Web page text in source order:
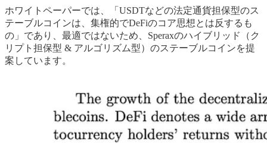
ホワイトペーパーでは、「USDTなどの法定通貨担保型のス
テーブルコインは、集権的でDeFiのコア思想とは反するも
の」であり、最適ではないため、Speraxのハイブリッド（ク
リプト担保型 & アルゴリズム型）のステーブルコインを提
案しています。